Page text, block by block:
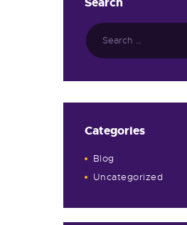
Categories
Blog
Uncategorized